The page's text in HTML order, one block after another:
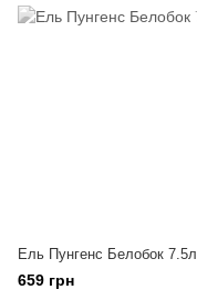
Ель Пунгенс Белобок 7.5л
659 грн